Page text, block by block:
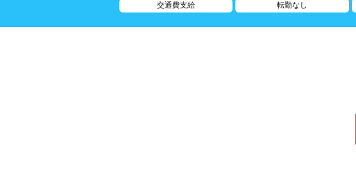
交通費支給 転勤なし